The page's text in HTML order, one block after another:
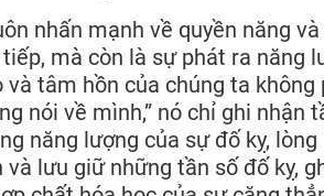
nhấn mạnh về quyền năng
mà còn là sự phát ra năng
tâm hồn của chúng ta
nói về mình,” nó chỉ ghi
năng lượng của sự đố kỵ,
lưu giữ những tần số đố kỵ,